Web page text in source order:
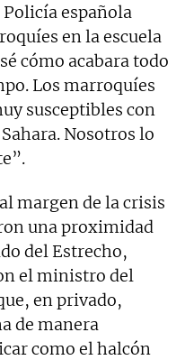
española
en la escuela
cómo acabara todo
Los marroquíes
susceptibles con
Nosotros lo
margen de la crisis
una proximidad
del Estrecho,
el ministro del
en privado,
de manera
como el halcón